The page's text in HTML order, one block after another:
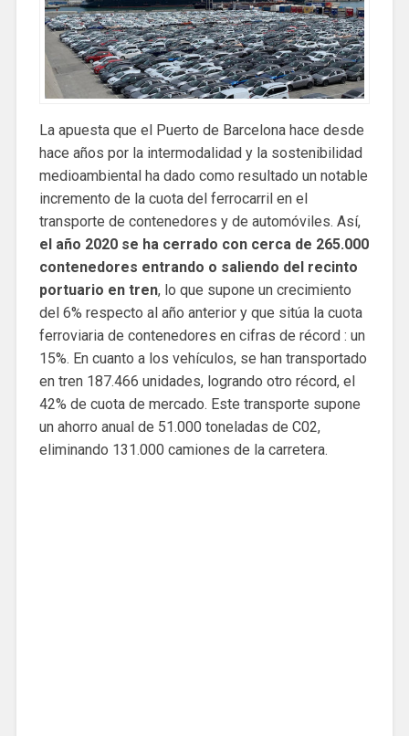
La apuesta que el Puerto de Barcelona hace desde
hace años por la intermodalidad y la sostenibilidad
medioambiental ha dado como resultado un notable
incremento de la cuota del ferrocarril en el
transporte de contenedores y de automóviles. Así,
el año 2020 se ha cerrado con cerca de 265.000
contenedores entrando o saliendo del recinto
portuario en tren, lo que supone un crecimiento
del 6% respecto al año anterior y que sitúa la cuota
ferroviaria de contenedores en cifras de récord : un
15%. En cuanto a los vehículos, se han transportado
en tren 187.466 unidades, logrando otro récord, el
42% de cuota de mercado. Este transporte supone
un ahorro anual de 51.000 toneladas de C02,
eliminando 131.000 camiones de la carretera.